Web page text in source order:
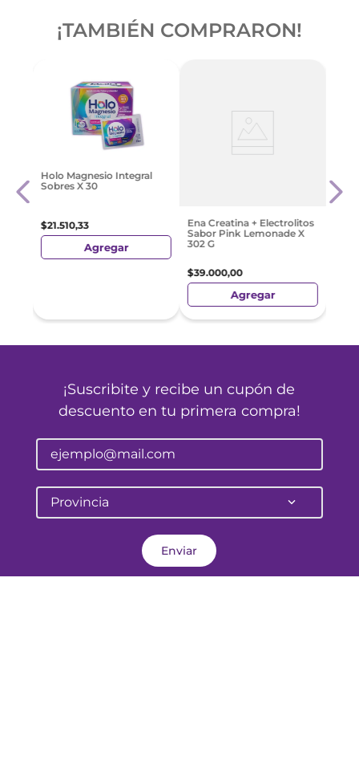
¡TAMBIÉN COMPRARON!
Holo Magnesio Integral
Sobres X 30
$21.510,33
Agregar
Ena Creatina + Electrolitos
Sabor Pink Lemonade X
302 G
$39.000,00
Agregar
¡Suscribite y recibe un cupón de
descuento en tu primera compra!
Provincia
Enviar